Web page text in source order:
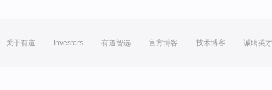
关于有道 Investors 有道智选 官方博客 技术博客 诚聘英才